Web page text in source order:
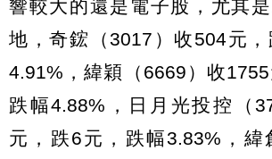
響較大的還是電子股，尤其
地，奇鋐（3017）收504元
4.91%，緯穎（6669）收1755
跌幅4.88%，日月光投控（
元，跌6元，跌幅3.83%，緯